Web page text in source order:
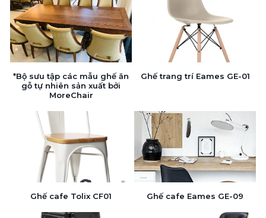
*Bộ sưu tập các mẫu ghế ăn
gỗ tự nhiên sản xuất bởi
MoreChair
Ghế trang trí Eames GE-01
Ghế cafe Tolix CF01 Ghế cafe Eames GE-09